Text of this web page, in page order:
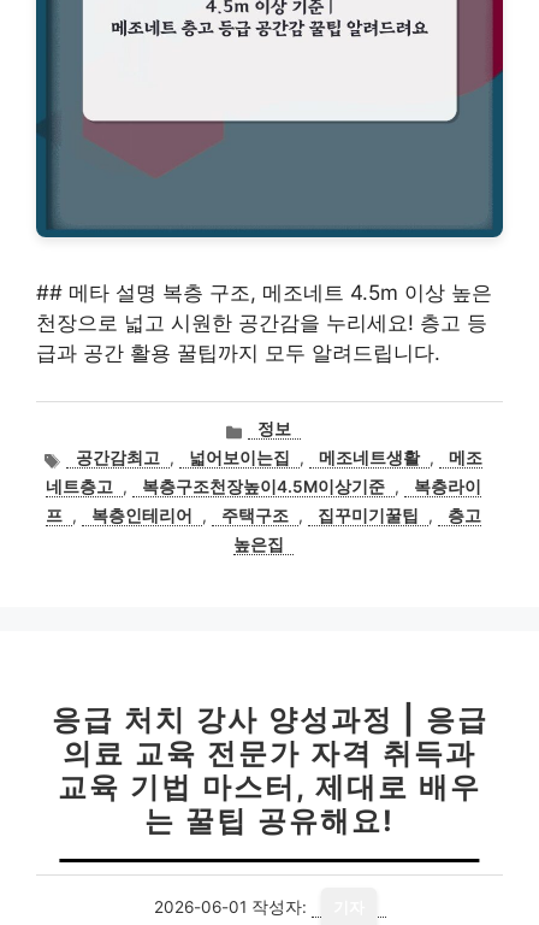
## 메타 설명 복층 구조, 메조네트 4.5m 이상 높은
천장으로 넓고 시원한 공간감을 누리세요! 층고 등
급과 공간 활용 꿀팁까지 모두 알려드립니다.
카
테
고
리
정보
태
그
공간감최고 , 넓어보이는집 , 메조네트생활 ,
메조
네트층고
, 복층구조천장높이4.5M이상기준 ,
복층라이
프 , 복층인테리어 , 주택구조 , 집꾸미기꿀팁 ,
층고
높은집
응급 처치 강사 양성과정 | 응급
의료 교육 전문가 자격 취득과
교육 기법 마스터, 제대로 배우
는 꿀팁 공유해요!
2026-06-01 작성자: